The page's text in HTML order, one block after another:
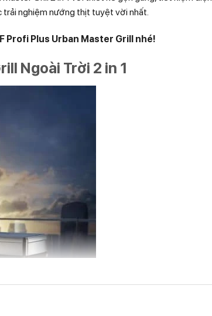
trải nghiệm nướng thịt tuyệt vời nhất.
Profi Plus Urban Master Grill nhé!
Ngoài Trời 2 in 1